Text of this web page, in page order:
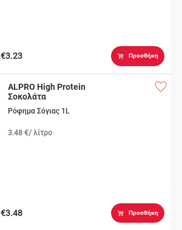
€3.23 Προσθήκη
ALPRO High Protein
Σοκολάτα
Ρόφημα Σόγιας 1L
3.48 €/ λίτρο
€3.48 Προσθήκη